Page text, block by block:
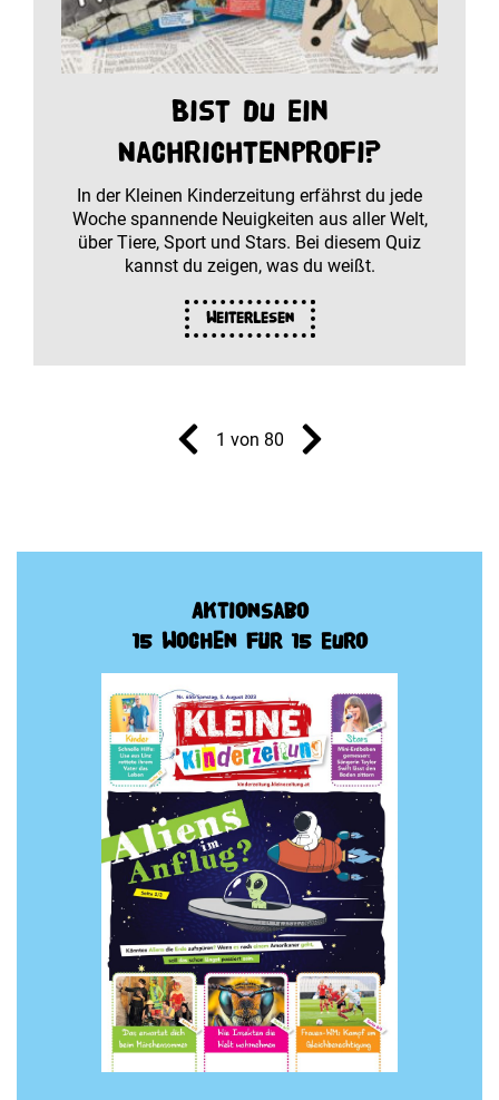
Bist du ein
Nachrichtenprofi?
In der Kleinen Kinderzeitung erfährst du jede
Woche spannende Neuigkeiten aus aller Welt,
über Tiere, Sport und Stars. Bei diesem Quiz
kannst du zeigen, was du weißt.
Weiterlesen
1 von 80
Aktionsabo
15 Wochen für 15 Euro